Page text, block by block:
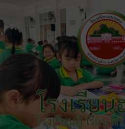
โรงเรียน
โรงเรียนดี เรียน